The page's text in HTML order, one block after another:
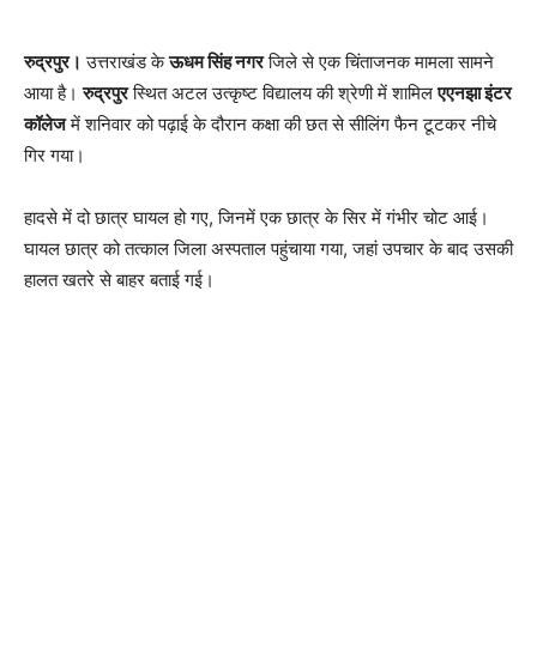
रुद्रपुर। उत्तराखंड केऊधम सिंह नगरजिले से एक चिंताजनक मामला सामने
आया है।रुद्रपुरस्थित अटल उत्कृष्ट विद्यालय की श्रेणी में शामिलएएनझा इंटर
कॉलेजमें शनिवार को पढ़ाई के दौरान कक्षा की छत से सीलिंग फैन टूटकर नीचे
गिर गया।
हादसे में दो छात्र घायल हो गए, जिनमें एक छात्र के सिर में गंभीर चोट आई।
घायल छात्र को तत्काल जिला अस्पताल पहुंचाया गया, जहां उपचार के बाद उसकी
हालत खतरे से बाहर बताई गई।